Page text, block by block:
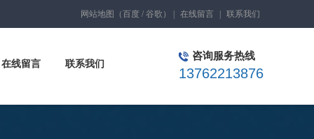
网站地图 （百度 / 谷歌 ） 在线留言 联系我们
在线留言 联系我们
咨询服务热线
13762213876